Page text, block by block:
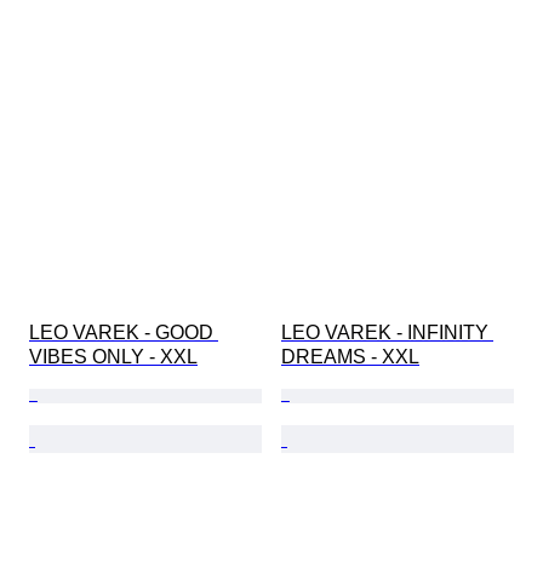
LEO VAREK - GOOD
VIBES ONLY - XXL
LEO VAREK - INFINITY
DREAMS - XXL